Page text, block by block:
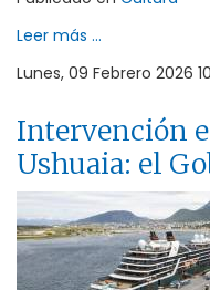
Leer más ...
Lunes, 09 Febrero 2026
Intervención
Ushuaia: el